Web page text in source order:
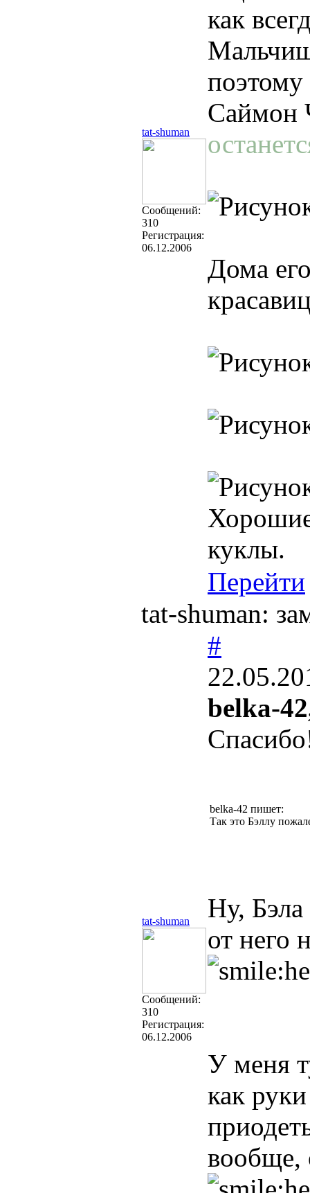
tat-shuman
Cообщений:
310
Регистрация:
06.12.2006
как
Саймон
Дома
куклы.
Перейти
tat-shuman:
tat-shuman
Cообщений:
310
Регистрация:
06.12.2006
#
belka-
belka-42 пишет:
Так это Бэллу
Ну, Бэла
от него
У меня
как
вообще,